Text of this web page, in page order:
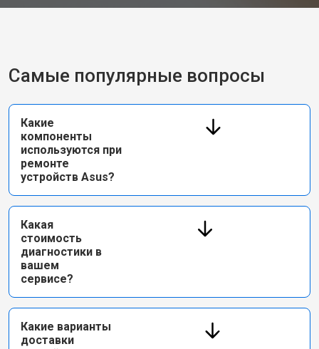
Самые популярные вопросы
Какие
компоненты
используются при
ремонте
устройств Asus?
Какая
стоимость
диагностики в
вашем
сервисе?
Какие варианты
доставки